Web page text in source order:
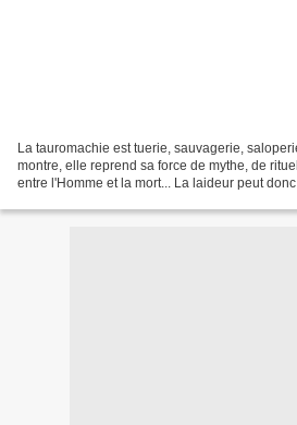
La tauromachie est tuerie, sauvagerie,
montre, elle reprend sa force de mythe, de
entre l'Homme et la mort... La laideur peut